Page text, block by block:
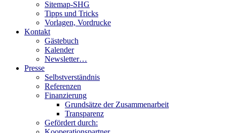
Sitemap-SHG
Tipps und Tricks
Vorlagen, Vordrucke
Kontakt
Gästebuch
Kalender
Newsletter…
Presse
Selbstverständnis
Referenzen
Finanzierung
Grundsätze der Zusammenarbeit
Transparenz
Gefördert durch: